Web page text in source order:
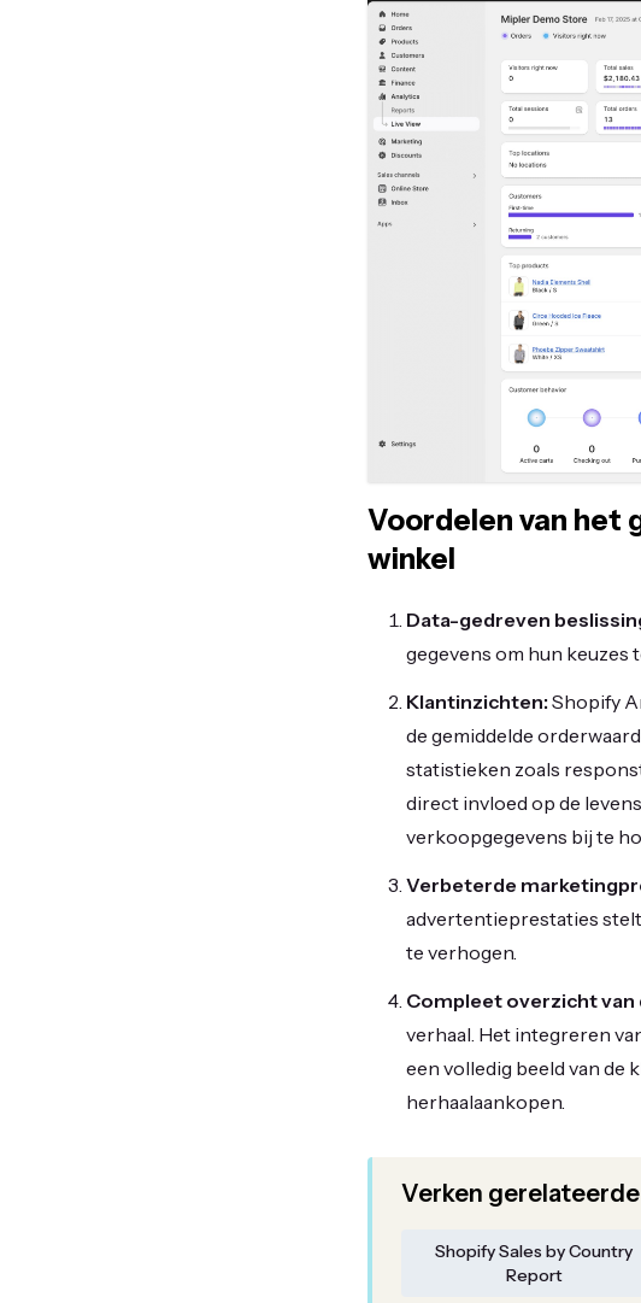
Voordelen van het
winkel
Data-gedreven
gegevens om hun keuzes
Klantinzichten: Shopify
de gemiddelde
statistieken zoals
direct invloed op de
verkoopgegevens bij te
Verbeterde
advertentieprestaties
te verhogen.
Compleet overzicht van
verhaal. Het integreren
een volledig beeld van
herhaalaankopen.
Verken
Shopify Sales by Country
Report